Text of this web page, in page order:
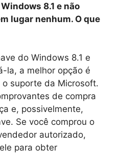
8.1 e não
lugar nenhum. O que
do Windows 8.1 e
la, a melhor opção é
suporte da Microsoft.
de compra
e, possivelmente,
Se você comprou o
autorizado,
para obter